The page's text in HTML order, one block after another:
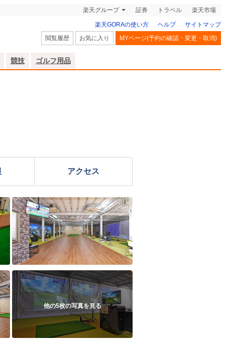
楽天グループ 証券 トラベル 楽天市場
楽天GORAの使い方 ヘルプ
サイトマップ
閲覧履歴
お気に入り MYページ(予約の確認・変更・取消)
競技 ゴルフ用品
アクセス
他の5枚の写真を見る